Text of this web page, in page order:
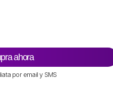
ahora
por email y SMS